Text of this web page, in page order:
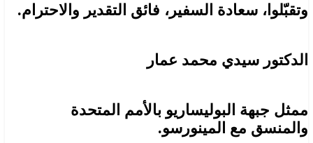
وتقبّلوا، سعادة السفير، فائق التقدير والاحترام.
الدكتور سيدي محمد عمار
ممثل جبهة البوليساريو بالأمم المتحدة
والمنسق مع المينورسو.